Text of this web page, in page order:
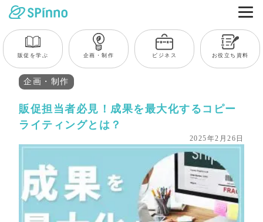
販促を学ぶ 企画・制作 ビジネス お役立ち資料
企画・制作
販促担当者必見！成果を最大化するコピー
ライティングとは？
2025年2月26日